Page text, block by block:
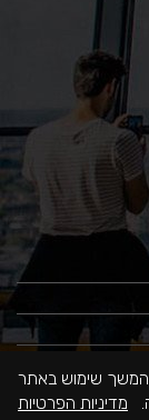
המשך שימוש באתר
מדיניות הפרטיות